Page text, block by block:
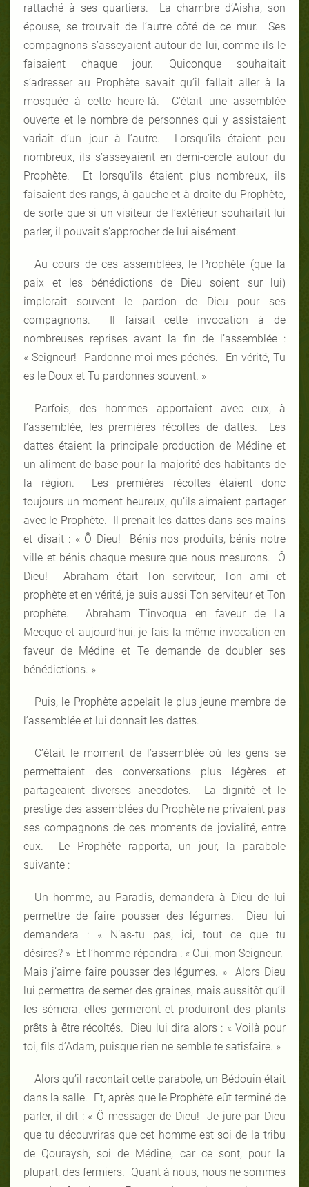
rattaché à ses quartiers. La chambre d’Aisha, son
épouse, se trouvait de l’autre côté de ce mur. Ses
compagnons s’asseyaient autour de lui, comme ils le
faisaient chaque jour. Quiconque souhaitait
s’adresser au Prophète savait qu’il fallait aller à la
mosquée à cette heure-là. C’était une assemblée
ouverte et le nombre de personnes qui y assistaient
variait d’un jour à l’autre. Lorsqu’ils étaient peu
nombreux, ils s’asseyaient en demi-cercle autour du
Prophète. Et lorsqu’ils étaient plus nombreux, ils
faisaient des rangs, à gauche et à droite du Prophète,
de sorte que si un visiteur de l’extérieur souhaitait lui
parler, il pouvait s’approcher de lui aisément.
Au cours de ces assemblées, le Prophète (que la
paix et les bénédictions de Dieu soient sur lui)
implorait souvent le pardon de Dieu pour ses
compagnons. Il faisait cette invocation à de
nombreuses reprises avant la fin de l’assemblée :
« Seigneur! Pardonne-moi mes péchés. En vérité, Tu
es le Doux et Tu pardonnes souvent. »
Parfois, des hommes apportaient avec eux, à
l’assemblée, les premières récoltes de dattes. Les
dattes étaient la principale production de Médine et
un aliment de base pour la majorité des habitants de
la région. Les premières récoltes étaient donc
toujours un moment heureux, qu’ils aimaient partager
avec le Prophète. Il prenait les dattes dans ses mains
et disait : « Ô Dieu! Bénis nos produits, bénis notre
ville et bénis chaque mesure que nous mesurons. Ô
Dieu! Abraham était Ton serviteur, Ton ami et
prophète et en vérité, je suis aussi Ton serviteur et Ton
prophète. Abraham T’invoqua en faveur de La
Mecque et aujourd’hui, je fais la même invocation en
faveur de Médine et Te demande de doubler ses
bénédictions. »
Puis, le Prophète appelait le plus jeune membre de
l’assemblée et lui donnait les dattes.
C’était le moment de l’assemblée où les gens se
permettaient des conversations plus légères et
partageaient diverses anecdotes. La dignité et le
prestige des assemblées du Prophète ne privaient pas
ses compagnons de ces moments de jovialité, entre
eux. Le Prophète rapporta, un jour, la parabole
suivante :
Un homme, au Paradis, demandera à Dieu de lui
permettre de faire pousser des légumes. Dieu lui
demandera : « N’as-tu pas, ici, tout ce que tu
désires? » Et l’homme répondra : « Oui, mon Seigneur.
Mais j’aime faire pousser des légumes. » Alors Dieu
lui permettra de semer des graines, mais aussitôt qu’il
les sèmera, elles germeront et produiront des plants
prêts à être récoltés. Dieu lui dira alors : « Voilà pour
toi, fils d’Adam, puisque rien ne semble te satisfaire. »
Alors qu’il racontait cette parabole, un Bédouin était
dans la salle. Et, après que le Prophète eût terminé de
parler, il dit : « Ô messager de Dieu! Je jure par Dieu
que tu découvriras que cet homme est soi de la tribu
de Qouraysh, soi de Médine, car ce sont, pour la
plupart, des fermiers. Quant à nous, nous ne sommes